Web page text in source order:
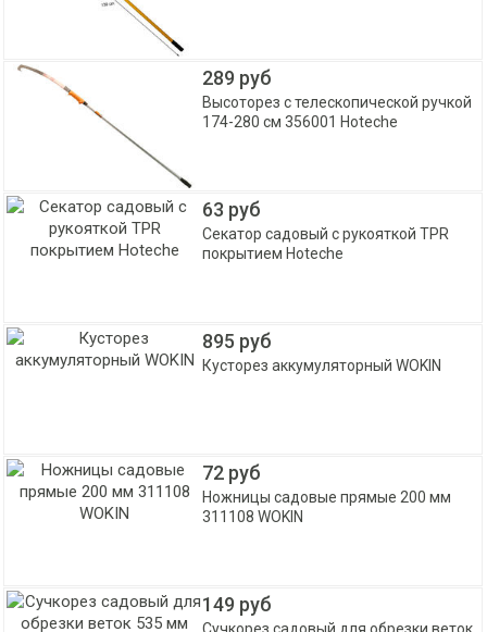
289 руб
Высоторез с телескопической ручкой
174-280 см 356001 Hoteche
63 руб
Секатор садовый с рукояткой TPR
покрытием Hoteche
895 руб
Кусторез аккумуляторный WOKIN
72 руб
Ножницы садовые прямые 200 мм
311108 WOKIN
149 руб